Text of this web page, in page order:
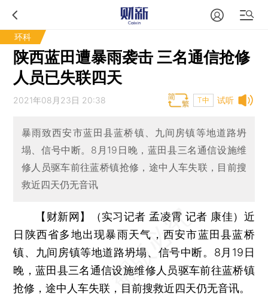
环科
陕西蓝田遭暴雨袭击 三名通信抢修
人员已失联四天
试听
2021年08月23日 20:38 T中
暴雨致西安市蓝田县蓝桥镇、九间房镇等地道路坍
塌、信号中断。8月19日晚，蓝田县三名通信设施维
修人员驱车前往蓝桥镇抢修，途中人车失联，目前搜
救近四天仍无音讯
【财新网】（实习记者 孟凌霄 记者 康佳） 近
日陕西省多地出现暴雨天气，西安市蓝田县蓝桥
镇、九间房镇等地道路坍塌、信号中断。8月19日
晚，蓝田县三名通信设施维修人员驱车前往蓝桥镇
抢修，途中人车失联，目前搜救近四天仍无音讯。